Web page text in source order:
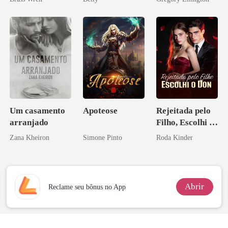
Marcada
Um casamento
arranjado
Zana Kheiron
Apoteose
Simone Pinto
Rejeitada pelo
Filho, Escolhi o
Don
Roda Kinder
Reclame seu bônus no App Abrir